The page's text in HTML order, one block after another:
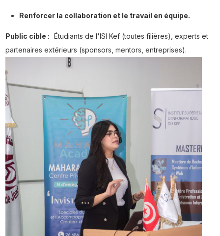
Renforcer la collaboration et le travail en équipe.
Public cible : Étudiants de l'ISI Kef (toutes filières), experts et
partenaires extérieurs (sponsors, mentors, entreprises).